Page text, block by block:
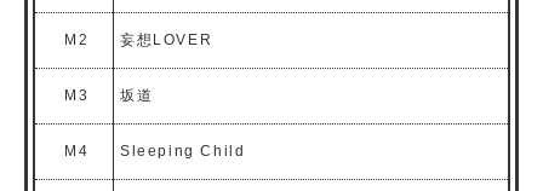
M2 妄想LOVER
M3 坂道
M4 Sleeping Child